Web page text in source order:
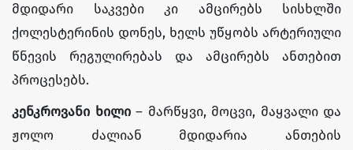
მდიდარი საკვები კი ამცირებს სისხლში
ქოლესტერინის დონეს, ხელს უწყობს არტერიული
წნევის რეგულირებას და ამცირებს ანთებით
პროცესებს.
კენკროვანი ხილი– მარწყვი, მოცვი, მაყვალი და
ჟოლო ძალიან მდიდარია ანთების